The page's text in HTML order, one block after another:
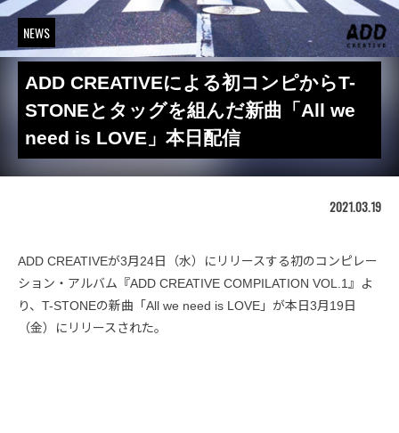
NEWS
ADD CREATIVEによる初コンピからT-
STONEとタッグを組んだ新曲「All we
need is LOVE」本日配信
2021.03.19
ADD CREATIVEが3月24日（水）にリリースする初のコンピレー
ション・アルバム『ADD CREATIVE COMPILATION VOL.1』よ
り、T-STONEの新曲「All we need is LOVE」が本日3月19日
（金）にリリースされた。